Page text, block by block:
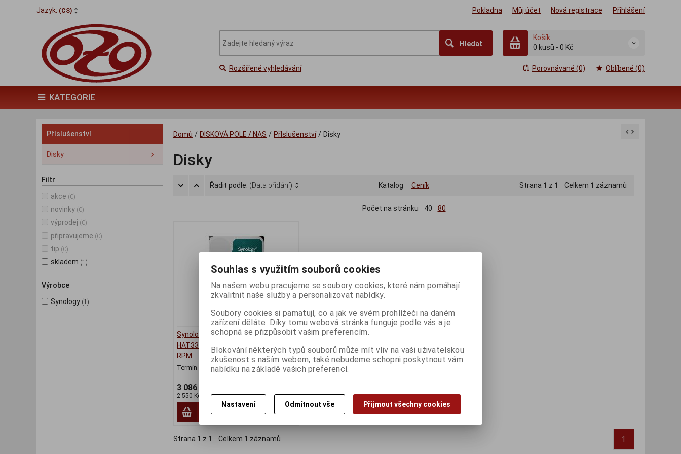
Jazyk: (CS) Pokladna Můj účet Nová registrace Přihlášení
Hledat
Košík
0 kusů - 0 Kč
Rozšířené vyhledávání Porovnávané (0) Oblíbené (0)
KATEGORIE
Přlslušenství
Disky
Filtr
akce (0)
novinky (0)
výprodej (0)
připravujeme (0)
tip (0)
skladem (1)
Výrobce
Synology (1)
Domů / DISKOVÁ POLE / NAS / Přlslušenství / Disky
Disky
Řadit podle: (Data přidání) Katalog Ceník Strana 1 z 1 Celkem 1 záznamů
Počet na stránku 40 80
Synology
HAT3300/4TB/HDD/3.5"/SATA/5400
RPM
Termín dodání (dny): 3
3 086 Kč
2 550 Kč (bez DPH:)
Strana 1 z 1 Celkem 1 záznamů 1
Souhlas s využitím souborů cookies
Na našem webu pracujeme se soubory cookies, které nám pomáhají
zkvalitnit naše služby a personalizovat nabídky.
Soubory cookies si pamatují, co a jak ve svém prohlížeči na daném
zařízení děláte. Díky tomu webová stránka funguje podle vás a je
schopná se přizpůsobit vašim preferencím.
Blokování některých typů souborů může mít vliv na vaši uživatelskou
zkušenost s naším webem, také nebudeme schopni poskytnout vám
nabídku na základě vašich preferencí.
Nastavení Odmítnout vše Přijmout všechny cookies